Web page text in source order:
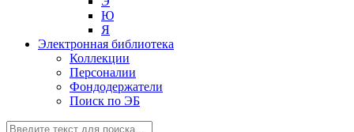
Ю
Я
Электронная библиотека
Коллекции
Персоналии
Фондодержатели
Поиск по ЭБ